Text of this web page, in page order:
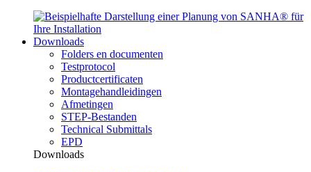
Downloads
Folders en documenten
Testprotocol
Productcertificaten
Montagehandleidingen
Afmetingen
STEP-Bestanden
Technical Submittals
EPD
Downloads